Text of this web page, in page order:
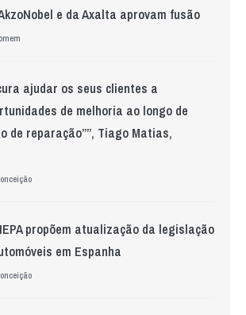
e da Axalta aprovam fusão
ajudar os seus clientes a
de melhoria ao longo de
de reparação””, Tiago Matias,
propõem atualização da legislação
em Espanha